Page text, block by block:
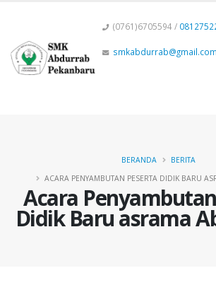
(0761)6705594 /
smkabdurrab@gmail.com
Acara
Didik Baru asrama
BERANDA
BERITA
ACARA PENYAMBUTAN PESERTA DIDIK BARU